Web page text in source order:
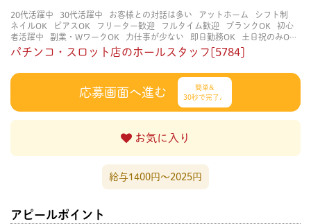
20代活躍中 30代活躍中 お客様との対話は多い アットホーム
シフト制
ネイルOK
ピアスOK フリーター歓迎 フルタイム歓迎 ブランクOK
初心
者活躍中
副業・WワークOK 力仕事が少ない 即日勤務OK
土日祝のみOK
学歴不問
服装自由 未経験・初心者OK 決められた時間できっちり
経験不要
立ち仕事 経験者・有資格者歓迎 自分の都合に合わせやすい
自由
パチンコ・スロット店のホールスタッフ[5784]
応募画面へ進む
簡単&
30秒で完了♩
お気に入り
給与1400円〜2025円
アピールポイント